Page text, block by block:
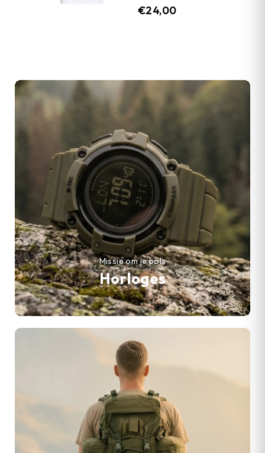
€24,00
Horloges
Missie om je pols